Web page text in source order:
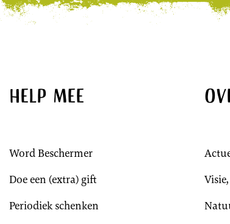
Help mee
Word Beschermer
Doe een (extra) gift
Periodiek schenken